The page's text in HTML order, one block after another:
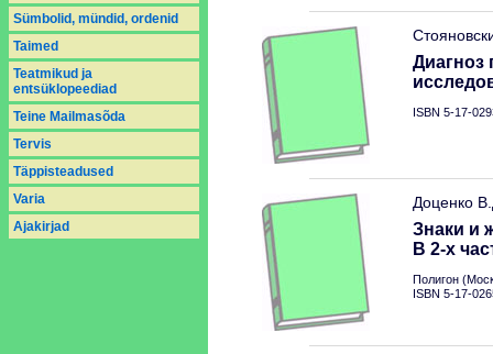
Sümbolid, mündid, ordenid
Taimed
Teatmikud ja
entsüklopeediad
Teine Mailmasõda
Tervis
Täppisteadused
Varia
Аjakirjad
Диагноз
ISBN 5-17-
Доценко
Знаки и
В 2-х
Полигон
ISBN 5-17-